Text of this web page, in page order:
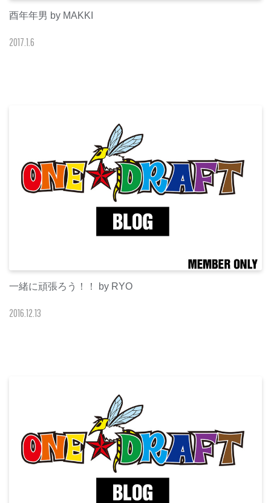
酉年年男 by MAKKI
2017.1.6
一緒に頑張ろう！！ by RYO
20161213